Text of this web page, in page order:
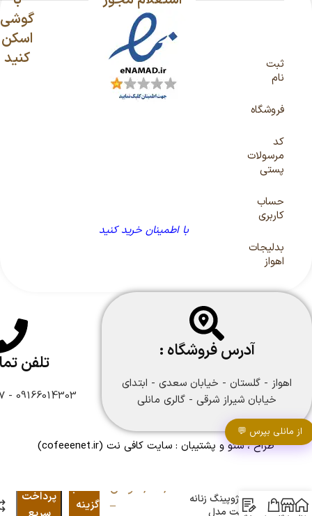
ثبت
نام
فروشگاه
کد
مرسولات
پستی
حساب
کاربری
بدلیجات
اهواز
با اطمینان خرید کنید
گوشی
اسکن
کنید
آدرس فروشگاه :
اهواز - گلستان - خیابان سعدی - ابتدای
خیابان شیراز شرقی - گالری مانلی
تلفن
09166014303 - 09166108747
طراح ، سئو و پشتیبان : سایت کافی نت (cofeeenet.ir)
انگشتر ژوپینگ زنانه
رنگ ثابت مدل
۲,۰۹۰,۰۰۰
تومان
–
انتخاب
گزینه
پرداخت
از مانلی بپرس 💬